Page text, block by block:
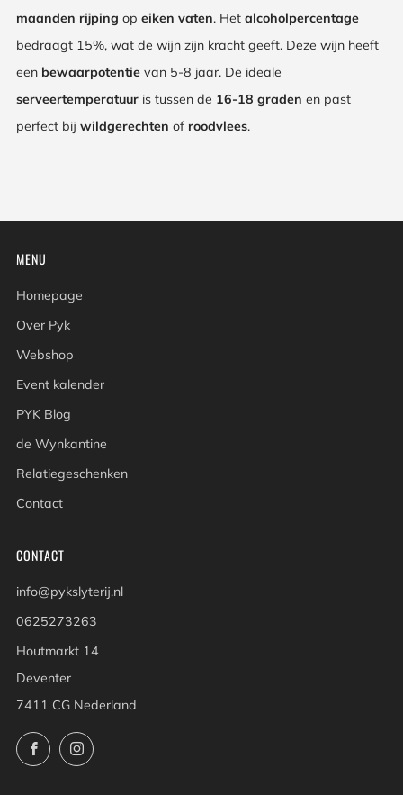
maanden rijping op eiken vaten. Het alcoholpercentage
bedraagt 15%, wat de wijn zijn kracht geeft. Deze wijn heeft
een bewaarpotentie van 5-8 jaar. De ideale
serveertemperatuur is tussen de 16-18 graden en past
perfect bij wildgerechten of roodvlees.
MENU
Homepage
Over Pyk
Webshop
Event kalender
PYK Blog
de Wynkantine
Relatiegeschenken
Contact
CONTACT
info@pykslyterij.nl
0625273263
Houtmarkt 14
Deventer
7411 CG Nederland
FacebookInstagram